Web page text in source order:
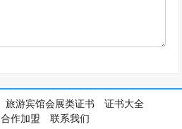
旅游宾馆会展类证书
证书大全
合作加盟 联系我们